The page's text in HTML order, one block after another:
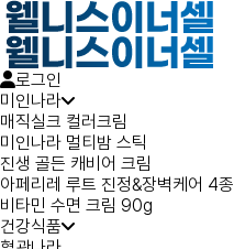
로그인
미인나라
매직실크 컬러크림
미인나라 멀티밤 스틱
진생 골든 캐비어 크림
아페리레 루트 진정&장벽케어 4종
비타민 수면 크림 90g
건강식품